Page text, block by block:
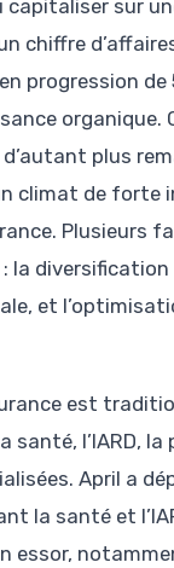
capitaliser sur
chiffre
progression
organique.
plus
climat de forte
Plusieurs
la
et
est
santé, l’IARD, la
April a
la santé et
essor,